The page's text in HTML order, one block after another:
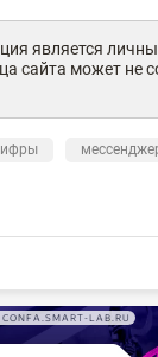
является
сайта может не
LAB.RU